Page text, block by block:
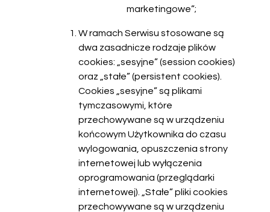
marketingowe”;
W ramach Serwisu stosowane są
dwa zasadnicze rodzaje plików
cookies: „sesyjne” (session cookies)
oraz „stałe” (persistent cookies).
Cookies „sesyjne” są plikami
tymczasowymi, które
przechowywane są w urządzeniu
końcowym Użytkownika do czasu
wylogowania, opuszczenia strony
internetowej lub wyłączenia
oprogramowania (przeglądarki
internetowej). „Stałe” pliki cookies
przechowywane są w urządzeniu